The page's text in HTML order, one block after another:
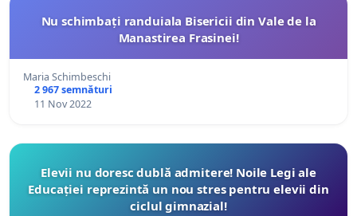
Nu schimbați randuiala Bisericii din Vale de la
Manastirea Frasinei!
Maria Schimbeschi
2 967 semnături
11 Nov 2022
Elevii nu doresc dublă admitere! Noile Legi ale
Educației reprezintă un nou stres pentru elevii din
ciclul gimnazial!